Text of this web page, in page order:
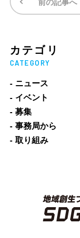
前の記事へ
カテゴリ
CATEGORY
- ニュース
- イベント
- 募集
- 事務局から
- 取り組み